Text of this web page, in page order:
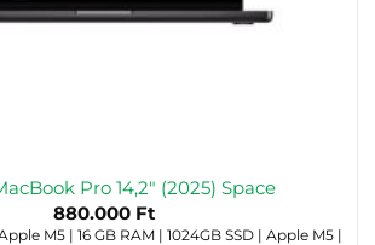
Pro 14,2″ (2025) Space
880.000 Ft
M5 | 16 GB RAM | 1024GB SSD | Apple M5 |